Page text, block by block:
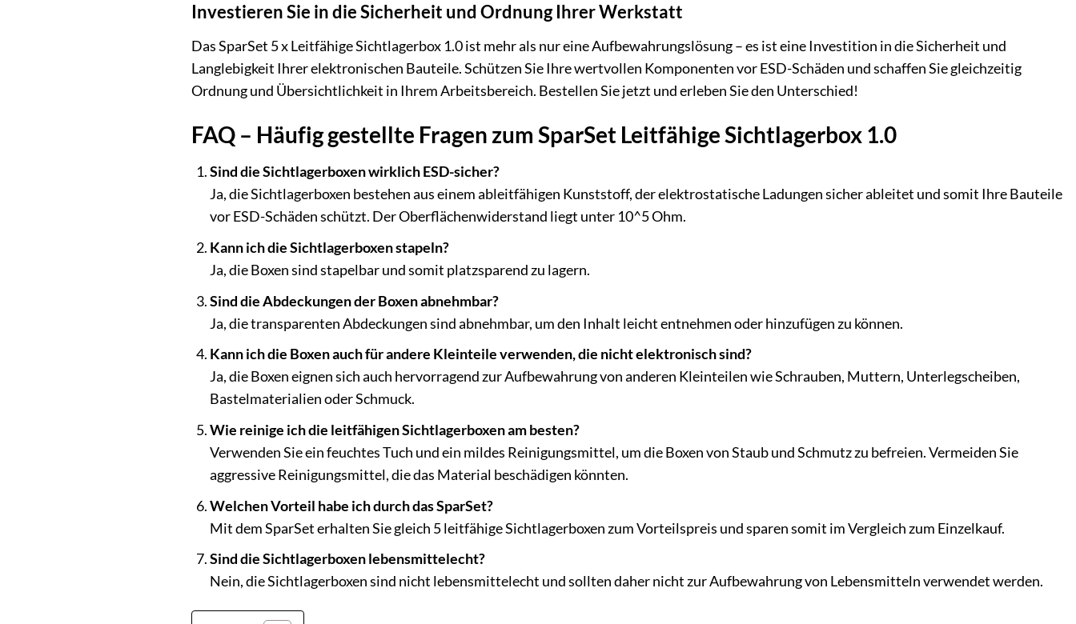
Investieren Sie in die Sicherheit und Ordnung Ihrer Werkstatt
Das SparSet 5 x Leitfähige Sichtlagerbox 1.0 ist mehr als nur eine Aufbewahrungslösung – es ist eine Investition in die Sicherheit und
Langlebigkeit Ihrer elektronischen Bauteile. Schützen Sie Ihre wertvollen Komponenten vor ESD-Schäden und schaffen Sie gleichzeitig
Ordnung und Übersichtlichkeit in Ihrem Arbeitsbereich. Bestellen Sie jetzt und erleben Sie den Unterschied!
FAQ – Häufig gestellte Fragen zum SparSet Leitfähige Sichtlagerbox 1.0
Sind die Sichtlagerboxen wirklich ESD-sicher?
Ja, die Sichtlagerboxen bestehen aus einem ableitfähigen Kunststoff, der elektrostatische Ladungen sicher ableitet und somit Ihre Bauteile
vor ESD-Schäden schützt. Der Oberflächenwiderstand liegt unter 10^5 Ohm.
Kann ich die Sichtlagerboxen stapeln?
Ja, die Boxen sind stapelbar und somit platzsparend zu lagern.
Sind die Abdeckungen der Boxen abnehmbar?
Ja, die transparenten Abdeckungen sind abnehmbar, um den Inhalt leicht entnehmen oder hinzufügen zu können.
Kann ich die Boxen auch für andere Kleinteile verwenden, die nicht elektronisch sind?
Ja, die Boxen eignen sich auch hervorragend zur Aufbewahrung von anderen Kleinteilen wie Schrauben, Muttern, Unterlegscheiben,
Bastelmaterialien oder Schmuck.
Wie reinige ich die leitfähigen Sichtlagerboxen am besten?
Verwenden Sie ein feuchtes Tuch und ein mildes Reinigungsmittel, um die Boxen von Staub und Schmutz zu befreien. Vermeiden Sie
aggressive Reinigungsmittel, die das Material beschädigen könnten.
Welchen Vorteil habe ich durch das SparSet?
Mit dem SparSet erhalten Sie gleich 5 leitfähige Sichtlagerboxen zum Vorteilspreis und sparen somit im Vergleich zum Einzelkauf.
Sind die Sichtlagerboxen lebensmittelecht?
Nein, die Sichtlagerboxen sind nicht lebensmittelecht und sollten daher nicht zur Aufbewahrung von Lebensmitteln verwendet werden.